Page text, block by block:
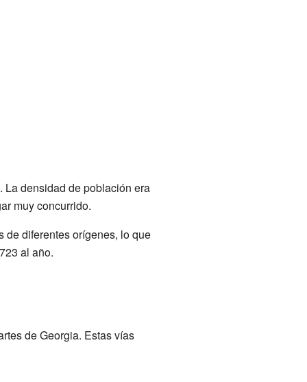
densidad de población era
muy concurrido.
de diferentes orígenes, lo que
al año.
de Georgia. Estas vías